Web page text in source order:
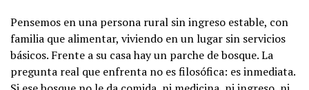
Pensemos en una persona rural sin ingreso estable, con
familia que alimentar, viviendo en un lugar sin servicios
básicos. Frente a su casa hay un parche de bosque. La
pregunta real que enfrenta no es filosófica: es inmediata.